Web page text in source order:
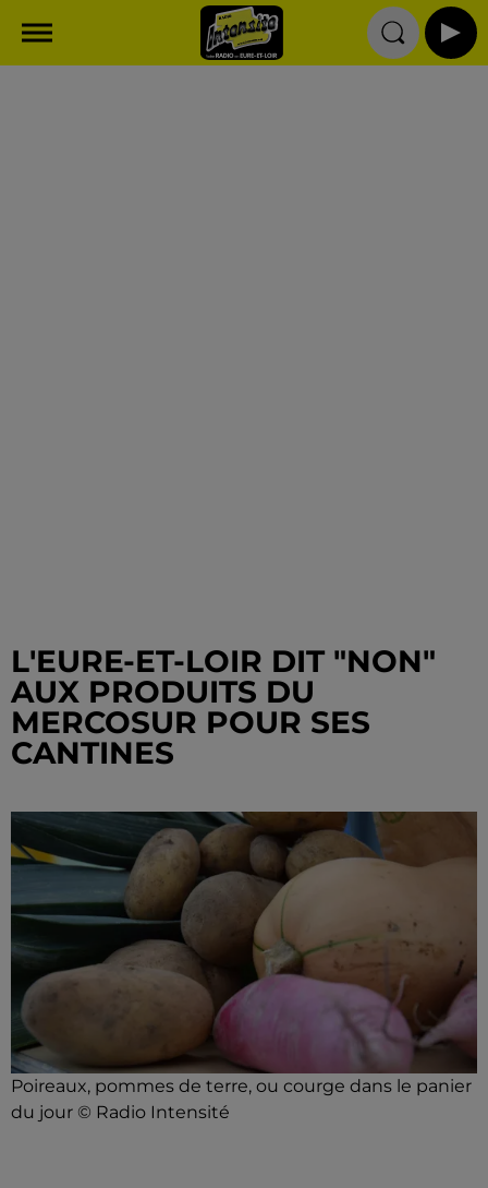
L'EURE-ET-LOIR DIT "NON"
AUX PRODUITS DU
MERCOSUR POUR SES
CANTINES
Poireaux, pommes de terre, ou courge dans le panier
du jour © Radio Intensité